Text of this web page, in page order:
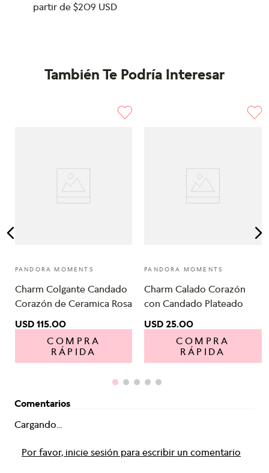
partir de $209 USD
También Te Podría Interesar
PANDORA MOMENTS
Charm Colgante Candado
Corazón de Ceramica Rosa
USD 115.00
COMPRA
RÁPIDA
PANDORA MOMENTS
Charm Calado Corazón
con Candado Plateado
USD 25.00
COMPRA
RÁPIDA
Comentarios
Cargando...
Por favor, inicie sesión para escribir un comentario